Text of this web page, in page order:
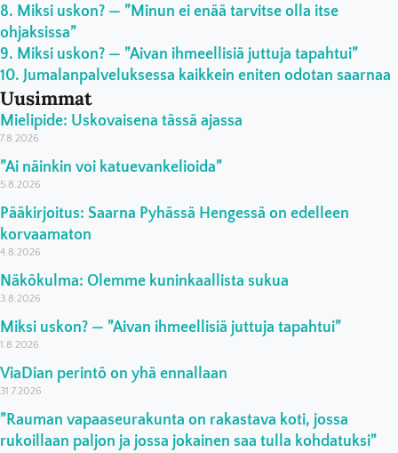
Miksi uskon? — ”Minun ei enää tarvitse olla itse
ohjaksissa”
Miksi uskon? — ”Aivan ihmeellisiä juttuja tapahtui”
Jumalanpalveluksessa kaikkein eniten odotan saarnaa
Uusimmat
Mielipide: Uskovaisena tässä ajassa
7.8.2026
”Ai näinkin voi katuevankelioida”
5.8.2026
Pääkirjoitus: Saarna Pyhässä Hengessä on edelleen
korvaamaton
4.8.2026
Näkökulma: Olemme kuninkaallista sukua
3.8.2026
Miksi uskon? — ”Aivan ihmeellisiä juttuja tapahtui”
1.8.2026
ViaDian perintö on yhä ennallaan
31.7.2026
”Rauman vapaaseurakunta on rakastava koti, jossa
rukoillaan paljon ja jossa jokainen saa tulla kohdatuksi”